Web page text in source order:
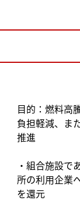
目的：燃料高
負担軽減、ま
推進
・組合施設で
所の利用企業
を還元